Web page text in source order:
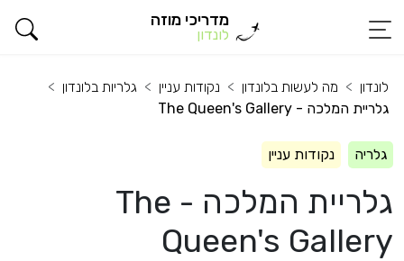
מדריכי מוזה
לונדון
לונדון מה לעשות בלונדון נקודות עניין
גלריות בלונדון
גלריית המלכה - The Queen's Gallery
גלריה נקודות עניין
גלריית המלכה - The
Queen's Gallery